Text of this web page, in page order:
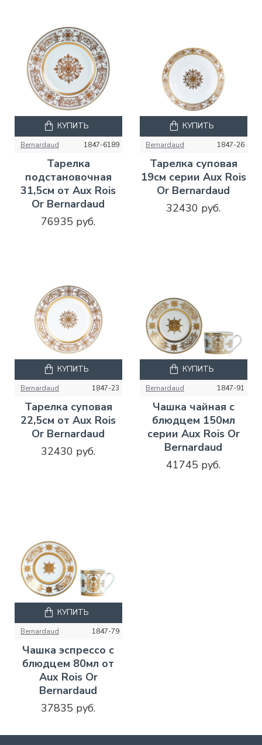
Bernardaud 1847-6189
Тарелка
подстановочная
31,5см от Aux Rois
Or Bernardaud
76935 руб.
КУПИТЬ
Bernardaud 1847-26
Тарелка суповая
19см серии Aux Rois
Or Bernardaud
32430 руб.
КУПИТЬ
Bernardaud 1847-23
Тарелка суповая
22,5см от Aux Rois
Or Bernardaud
32430 руб.
КУПИТЬ
Bernardaud 1847-91
Чашка чайная с
блюдцем 150мл
серии Aux Rois Or
Bernardaud
41745 руб.
КУПИТЬ
Bernardaud 1847-79
Чашка эспрессо с
блюдцем 80мл от
Aux Rois Or
Bernardaud
37835 руб.
КУПИТЬ